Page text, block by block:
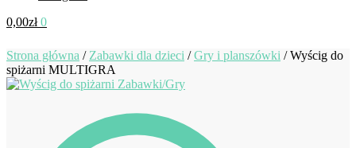
0,00zł 0
Strona główna / Zabawki dla dzieci /Gry i planszówki /Wyścig do
spiżarni MULTIGRA